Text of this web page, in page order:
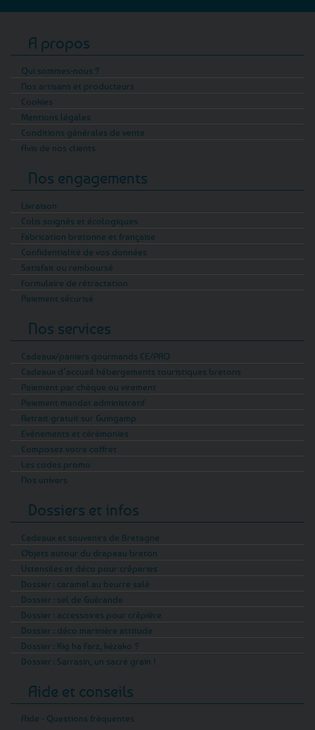
A propos
Qui sommes-nous ?
Nos artisans et producteurs
Cookies
Mentions légales
Conditions générales de vente
Avis de nos clients
Nos engagements
Livraison
Colis soignés et écologiques
Fabrication bretonne et française
Confidentialité de vos données
Satisfait ou remboursé
Formulaire de rétractation
Paiement sécurisé
Nos services
Cadeaux/paniers gourmands CE/PRO
Cadeaux d’accueil hébergements touristiques bretons
Paiement par chèque ou virement
Paiement mandat administratif
Retrait gratuit sur Guingamp
Evénements et cérémonies
Composez votre coffret
Les codes promo
Nos univers
Dossiers et infos
Cadeaux et souvenirs de Bretagne
Objets autour du drapeau breton
Ustensiles et déco pour crêperies
Dossier : caramel au beurre salé
Dossier : sel de Guérande
Dossier : accessoires pour crêpière
Dossier : déco marinière attitude
Dossier : Kig ha Farz, kézako ?
Dossier : Sarrasin, un sacré grain !
Aide et conseils
Aide - Questions fréquentes